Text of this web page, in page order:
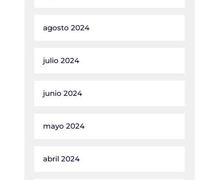
agosto 2024
julio 2024
junio 2024
mayo 2024
abril 2024